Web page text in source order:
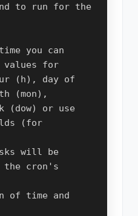
to run for the
you can
values for
(h), day of
(mon),
(dow) or use
(for
will be
the cron's
of time and